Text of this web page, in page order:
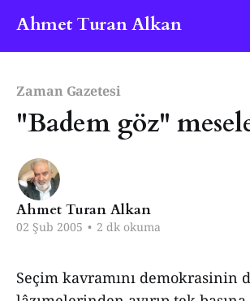
Ahmet Turan Alkan
Zaman Gazetesi
"Badem göz"
Ahmet Turan Alkan
02 Şub 2005 • 2 dk okuma
Seçim kavramını demokrasinin